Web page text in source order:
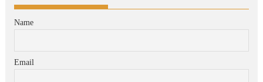
Name
Email